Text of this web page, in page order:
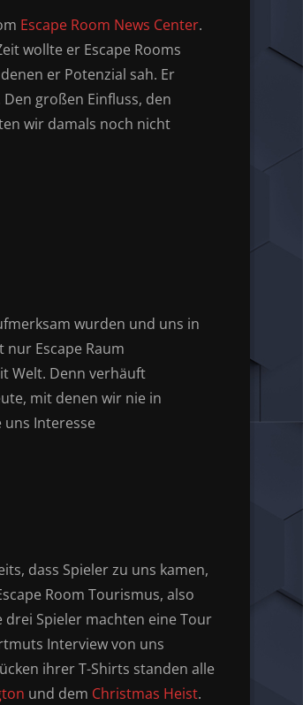
Escape Room News Center.
wollte er Escape Rooms
er Potenzial sah. Er
großen Einfluss, den
wir damals noch nicht
wurden und uns in
Escape Raum
Welt. Denn verhäuft
mit denen wir nie in
Interesse
dass Spieler zu uns kamen,
Room Tourismus, also
Spieler machten eine Tour
Interview von uns
ihrer T-Shirts standen alle
und dem Christmas Heist.